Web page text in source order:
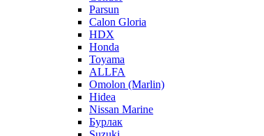
Parsun
Calon Gloria
HDX
Honda
Toyama
ALLFA
Omolon (Marlin)
Hidea
Nissan Marine
Бурлак